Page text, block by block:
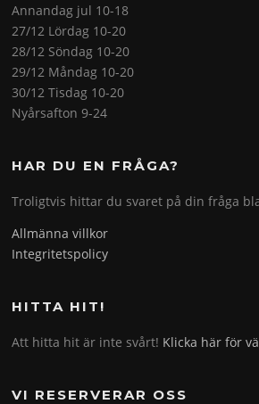
Annandag jul 10-18
27/12 Lördag 10-20
28/12 Söndag 10-20
29/12 Måndag 10-20
30/12 Tisdag 10-20
Nyårsafton 9-24
HAR DU EN FRÅGA?
Troligtvis hittar du svaret på din fråga
Allmänna villkor
Integritetspolicy
HITTA HIT!
Att hitta hit är inte svårt! Klicka här för
VI RESERVERAR OSS